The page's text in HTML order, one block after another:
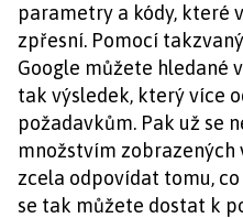
parametry a kódy, které
zpřesní. Pomocí
Google můžete hledané
tak výsledek, který více
požadavkům. Pak už se
množstvím zobrazených
zcela odpovídat tomu,
se tak můžete dostat k